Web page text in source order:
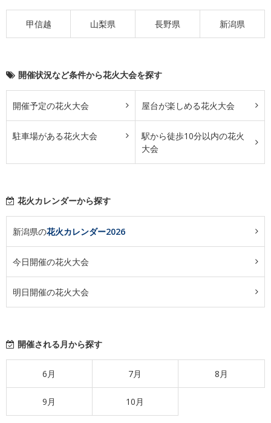
甲信越 山梨県 長野県 新潟県
開催状況など条件から花火大会を探す
開催予定の花火大会 屋台が楽しめる花火大会
駐車場がある花火大会
駅から徒歩10分以内の花火
大会
花火カレンダーから探す
新潟県の花火カレンダー2026
今日開催の花火大会
明日開催の花火大会
開催される月から探す
6月 7月 8月
9月 10月